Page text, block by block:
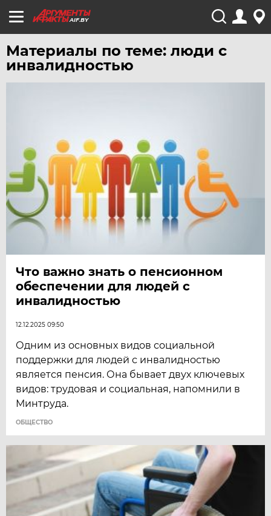
AIF.BY
Материалы по теме: люди с
инвалидностью
Что важно знать о пенсионном
обеспечении для людей с
инвалидностью
12.12.2025 09:50
Одним из основных видов социальной
поддержки для людей с инвалидностью
является пенсия. Она бывает двух ключевых
видов: трудовая и социальная, напомнили в
Минтруда.
ОБЩЕСТВО